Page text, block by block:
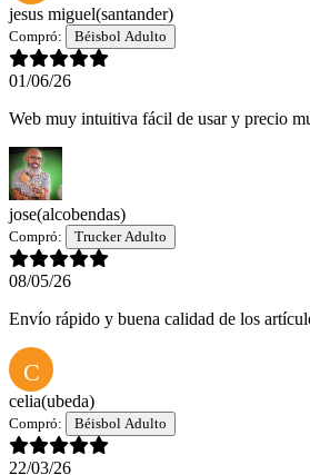
jesus miguel(santander)
Compró: Béisbol Adulto
01/06/26
Web muy intuitiva fácil de usar y precio
jose(alcobendas)
Compró: Trucker Adulto
08/05/26
Envío rápido y buena calidad de los
C
celia(ubeda)
Compró: Béisbol Adulto
22/03/26